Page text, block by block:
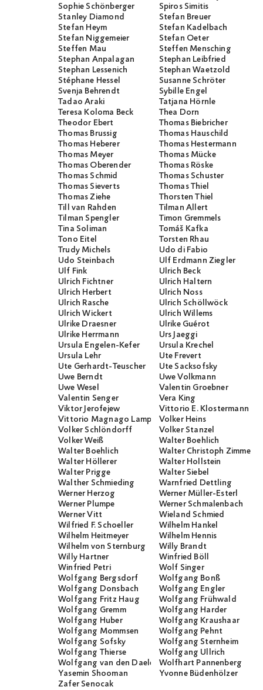
Sophie Schönberger
Spiros Simitis
Stanley Diamond
Stefan Breuer
Stefan Heym
Stefan Kadelbach
Stefan Niggemeier
Stefan Oeter
Steffen Mau
Steffen Mensching
Stephan Anpalagan
Stephan Leibfried
Stephan Lessenich
Stephan Waetzold
Stéphane Hessel
Susanne Schröter
Svenja Behrendt
Sybille Engel
Tadao Araki
Tatjana Hörnle
Teresa Koloma Beck
Thea Dorn
Theodor Ebert
Thomas Biebricher
Thomas Brussig
Thomas Hauschild
Thomas Heberer
Thomas Hestermann
Thomas Meyer
Thomas Mücke
Thomas Oberender
Thomas Röske
Thomas Schmid
Thomas Schuster
Thomas Sieverts
Thomas Thiel
Thomas Ziehe
Thorsten Thiel
Till van Rahden
Tilman Allert
Tilman Spengler
Timon Gremmels
Tina Soliman
Tomáš Kafka
Tono Eitel
Torsten Rhau
Trudy Michels
Udo di Fabio
Udo Steinbach
Ulf Erdmann Ziegler
Ulf Fink
Ulrich Beck
Ulrich Fichtner
Ulrich Haltern
Ulrich Herbert
Ulrich Noss
Ulrich Rasche
Ulrich Schöllwöck
Ulrich Wickert
Ulrich Willems
Ulrike Draesner
Ulrike Guérot
Ulrike Herrmann
Urs Jaeggi
Ursula Engelen-Kefer
Ursula Krechel
Ursula Lehr
Ute Frevert
Ute Gerhardt-Teuscher
Ute Sacksofsky
Uwe Berndt
Uwe Volkmann
Uwe Wesel
Valentin Groebner
Valentin Senger
Vera King
Viktor Jerofejew
Vittorio E. Klostermann
Vittorio Magnago LampugnaniVolker Heins
Volker Schlöndorff
Volker Stanzel
Volker Weiß
Walter Boehlich
Walter Boehlich
Walter Christoph Zimmerli
Walter Höllerer
Walter Hollstein
Walter Prigge
Walter Siebel
Walther Schmieding
Warnfried Dettling
Werner Herzog
Werner Müller-Esterl
Werner Plumpe
Werner Schmalenbach
Werner Vitt
Wieland Schmied
Wilfried F. Schoeller
Wilhelm Hankel
Wilhelm Heitmeyer
Wilhelm Hennis
Wilhelm von Sternburg
Willy Brandt
Willy Hartner
Winfried Böll
Winfried Petri
Wolf Singer
Wolfgang Bergsdorf
Wolfgang Bonß
Wolfgang Donsbach
Wolfgang Engler
Wolfgang Fritz Haug
Wolfgang Frühwald
Wolfgang Gremm
Wolfgang Harder
Wolfgang Huber
Wolfgang Kraushaar
Wolfgang Mommsen
Wolfgang Pehnt
Wolfgang Sofsky
Wolfgang Sternheim
Wolfgang Thierse
Wolfgang Ullrich
Wolfgang van den Daele
Wolfhart Pannenberg
Yasemin Shooman
Yvonne Büdenhölzer
Zafer Senocak